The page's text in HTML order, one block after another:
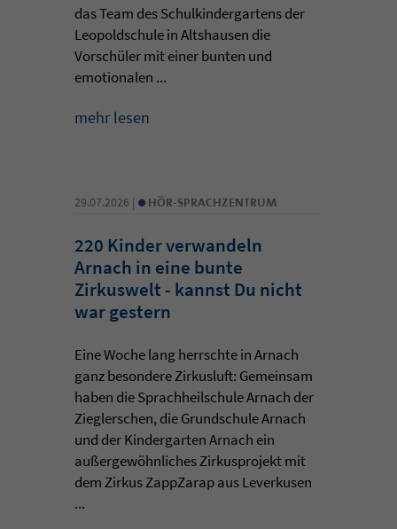
das Team des Schulkindergartens der
Leopoldschule in Altshausen die
Vorschüler mit einer bunten und
emotionalen ...
mehr lesen
29.07.2026 | • HÖR-SPRACHZENTRUM
220 Kinder verwandeln
Arnach in eine bunte
Zirkuswelt - kannst Du nicht
war gestern
Eine Woche lang herrschte in Arnach
ganz besondere Zirkusluft: Gemeinsam
haben die Sprachheilschule Arnach der
Zieglerschen, die Grundschule Arnach
und der Kindergarten Arnach ein
außergewöhnliches Zirkusprojekt mit
dem Zirkus ZappZarap aus Leverkusen
...